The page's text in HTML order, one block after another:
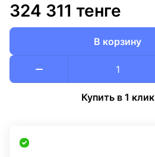
324 311 тенге
В корзину
Купить в 1 клик